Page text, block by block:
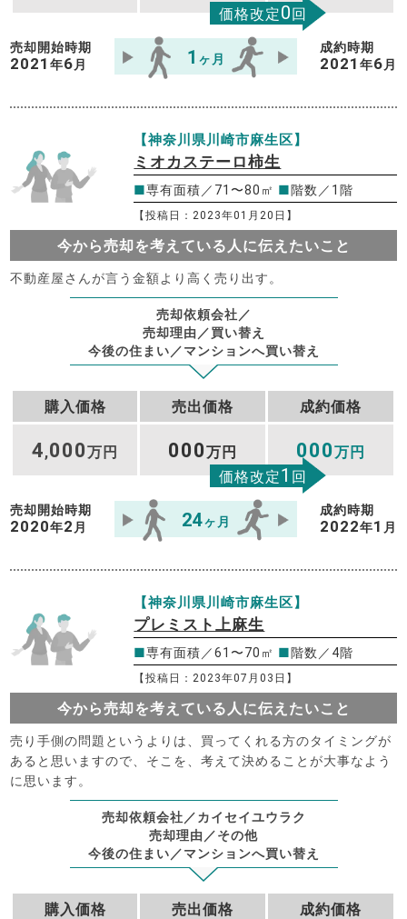
価格改定0回
売却開始時期
2021年6 月 1 ヶ月
成約時期
2021 年6 月
【神奈川県川崎市麻生区】
ミオカステーロ柿生
■専有面積／71〜80㎡ ■階数／1階
【投稿日：2023年01月20日】
今から売却を考えている人に伝えたいこと
不動産屋さんが言う金額より高く売り出す。
売却依頼会社／
売却理由／買い替え
今後の住まい／マンションへ買い替え
購入価格 売出価格 成約価格
4,000万円 000万円 000万円
価格改定1 回
売却開始時期
2020年2 月 24ヶ月
成約時期
2022年1 月
【神奈川県川崎市麻生区】
プレミスト上麻生
■専有面積／61〜70㎡ ■階数／4階
【投稿日：2023年07月03日】
今から売却を考えている人に伝えたいこと
売り手側の問題というよりは、買ってくれる方のタイミングが
あると思いますので、そこを、考えて決めることが大事なよう
に思います。
売却依頼会社／カイセイユウラク
売却理由／その他
今後の住まい／マンションへ買い替え
購入価格 売出価格 成約価格